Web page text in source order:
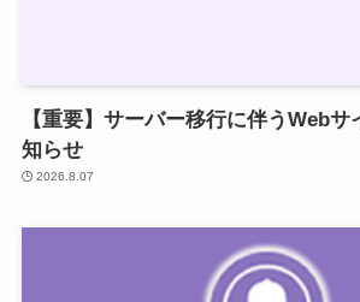
【重要】サーバー移行に伴うWeb
知らせ
2026.8.07